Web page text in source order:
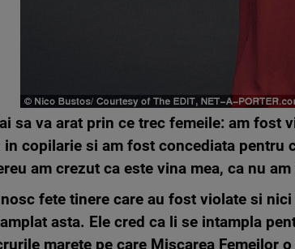
sa va arat prin ce trec femeile: am fost
in copilarie si am fost concediata pentru
am crezut ca este vina mea, ca nu
fete tinere care au fost violate si
asta. Ele cred ca li se intampla
marete pe care Miscarea Femeilor